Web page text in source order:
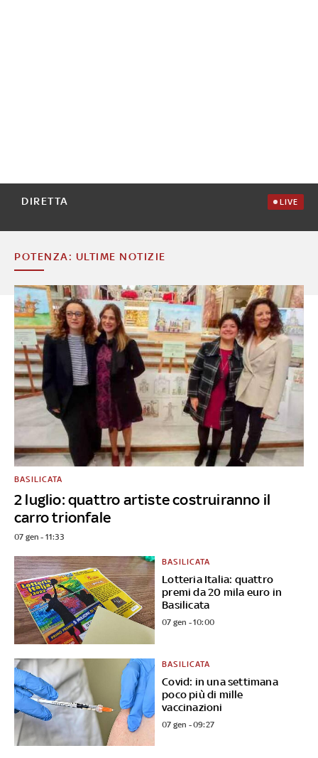
DIRETTA LIVE
POTENZA: ULTIME NOTIZIE
2 luglio: quattro artiste costruiranno il
carro trionfale
BASILICATA
07 gen - 11:33
Lotteria Italia: quattro
premi da 20 mila euro in
Basilicata
BASILICATA
07 gen - 10:00
Covid: in una settimana
poco più di mille
vaccinazioni
BASILICATA
07 gen - 09:27